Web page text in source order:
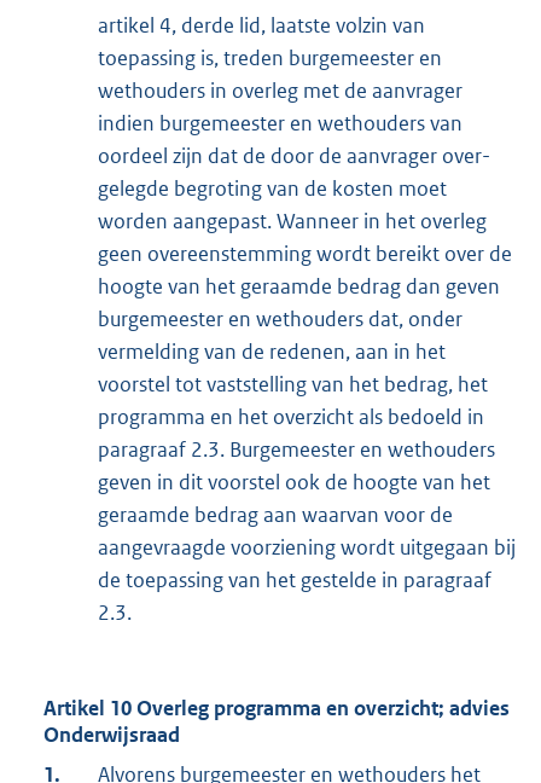
artikel 4, derde lid, laat­ste volzin van
toepassing is, treden burgemeester en
wethouders in overleg met de aan­vrager
indien burgemeester en wethouders van
oordeel zijn dat de door de aan­vrager over­
gelegde begroting van de kosten moet
worden aangepast. Wanneer in het overleg
geen overeenstemming wordt bereikt over de
hoogte van het geraamde be­drag dan geven
bur­gemeester en wethouders dat, onder
vermelding van de redenen, aan in het
voorstel tot vaststelling van het bedrag, het
programma en het overzicht als bedoeld in
paragraaf 2.3. Burgemeester en wethouders
geven in dit voorstel ook de hoogte van het
geraamde bedrag aan waarvan voor de
aangevraagde voorziening wordt uitgegaan bij
de toe­passing van het gestelde in paragraaf
2.3.
Artikel 10 Overleg programma en overzicht; advies
Onderwijsraad
1.
Alvorens burgemeester en wethouders het